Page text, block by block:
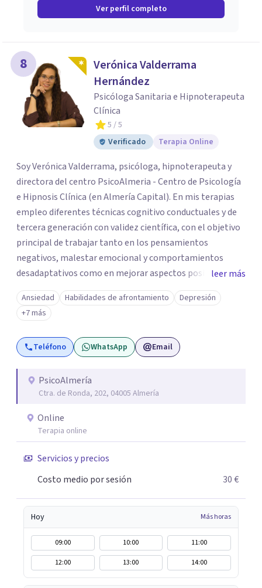
Ver perfil completo
8
Verónica Valderrama
Hernández
Psicóloga Sanitaria e Hipnoterapeuta
Clínica
5 / 5
Verificado
Terapia Online
Soy Verónica Valderrama, psicóloga, hipnoterapeuta y
directora del centro PsicoAlmeria - Centro de Psicología
e Hipnosis Clínica (en Almería Capital). En mis terapias
empleo diferentes técnicas cognitivo conductuales y de
tercera generación con validez científica, con el objetivo
principal de trabajar tanto en los pensamientos
negativos, malestar emocional y comportamientos
desadaptativos como en mejorar aspectos positivos,
habilidades y desarrollo personal. ¡Tus objetivos son los
míos y juntos los alcanzaremos!. Mi objetivo principal es
que consigas el bienestar y equilibrio que buscas, siendo
consciente de que cada persona es diferente y por ello
inicialmente realizaremos una adecuada evaluación para
personalizado. Utilizo diferentes técnicas psicológicas
aunque mi especialidad es la hipnosis clínica, como
eficacia, reduciendo el tiempo de tratamiento y
consiguiendo cambios positivos desde la primera sesión.
¿Tienes dudas de cómo enfocaré tu problema o situación?
momento de dar el paso a una nueva etapa en tu vida.
leer más
Ansiedad Habilidades de afrontamiento
Depresión
+7 más
Teléfono WhatsApp Email
PsicoAlmería
Ctra. de Ronda, 202, 04005 Almería
Online
Terapia online
Servicios y precios
Costo medio por sesión
30 €
Hoy Más horas
09:00 10:00
11:00
12:00
13:00 14:00